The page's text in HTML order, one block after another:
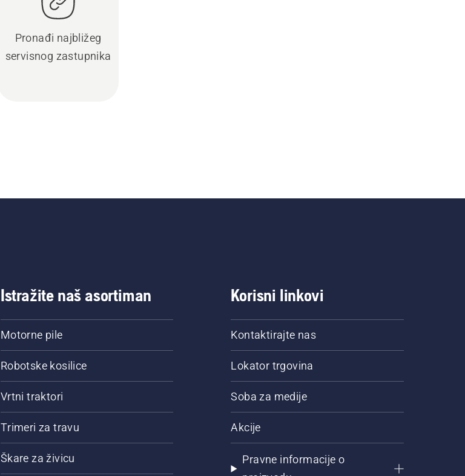
Pronađi najbližeg
servisnog zastupnika
Istražite naš asortiman
Motorne pile
Robotske kosilice
Vrtni traktori
Trimeri za travu
Škare za živicu
Korisni linkovi
Kontaktirajte nas
Lokator trgovina
Soba za medije
Akcije
Pravne informacije o